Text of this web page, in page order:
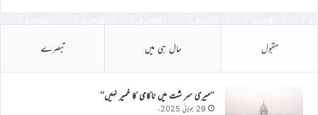
مقبول حال ہی میں تبصرے
’’میری سر شت میں ناکامی کا خمیر نہیں‘‘
29 جولائی 2025ء